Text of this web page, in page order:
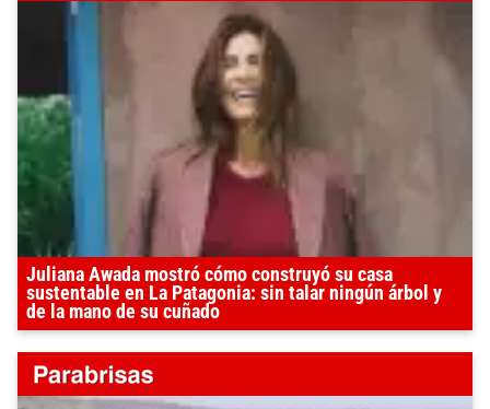
Juliana Awada mostró cómo construyó su casa
sustentable en La Patagonia: sin talar ningún árbol y
de la mano de su cuñado